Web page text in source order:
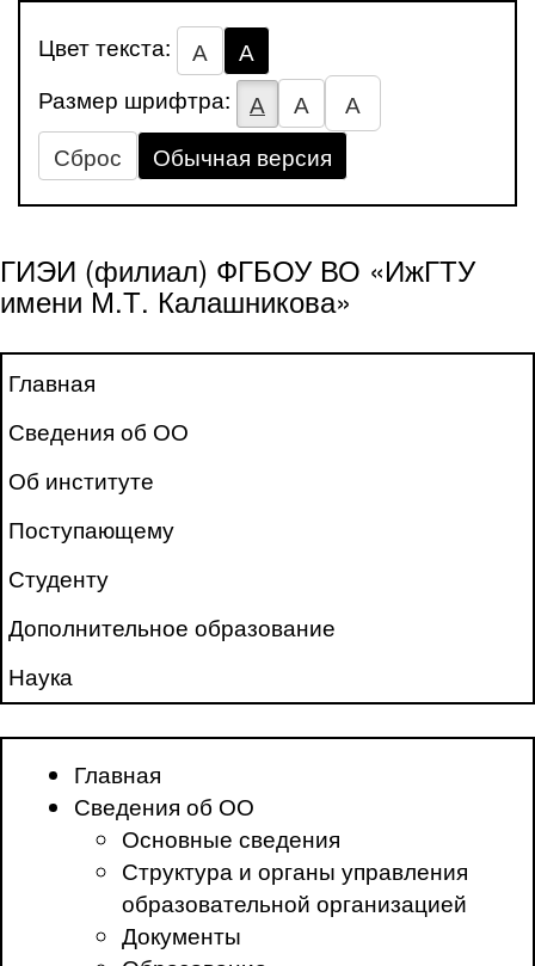
Цвет текста: А
А
Размер шрифтра:
А А
А
Сброс
Обычная версия
ГИЭИ (филиал) ФГБОУ ВО «ИжГТУ
имени М.Т. Калашникова»
Главная
Сведения об ОО
Об институте
Поступающему
Студенту
Дополнительное образование
Наука
Главная
Сведения об ОО
Основные сведения
Структура и органы управления
образовательной организацией
Документы